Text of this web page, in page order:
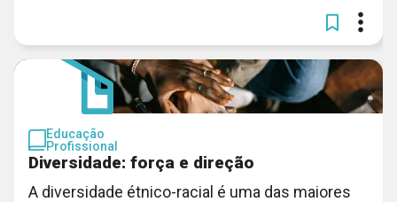
Educação
Profissional
Diversidade: força e direção
A diversidade étnico-racial é uma das maiores